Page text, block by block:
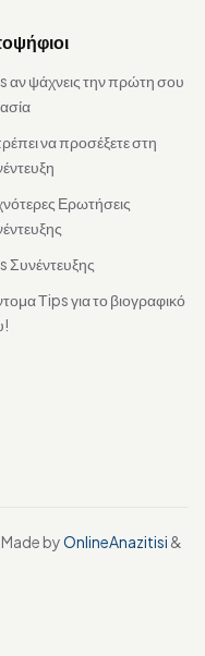
αν ψάχνεις την πρώτη σου
να προσέξετε στη
Ερωτήσεις
Συνέντευξης
Τips για το βιογραφικό
byOnlineAnazitisi &